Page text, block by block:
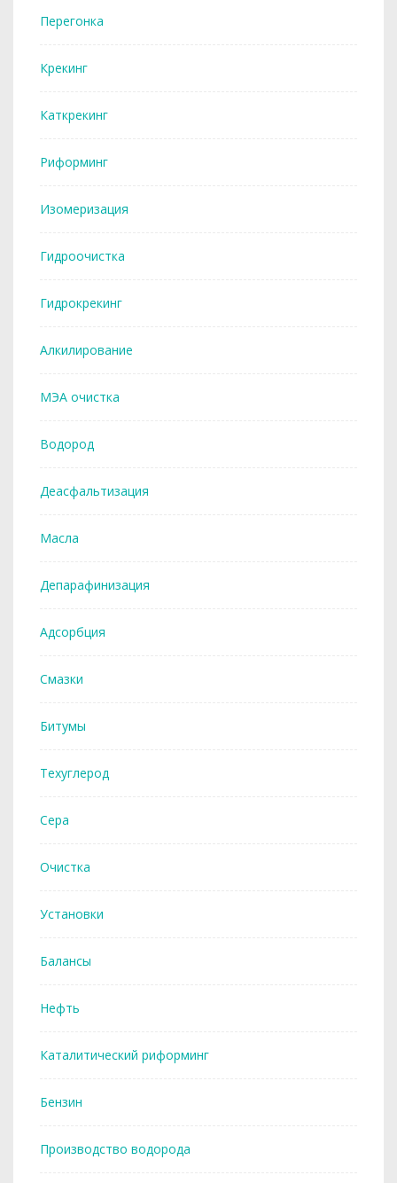
Перегонка
Крекинг
Каткрекинг
Риформинг
Изомеризация
Гидроочистка
Гидрокрекинг
Алкилирование
МЭА очистка
Водород
Деасфальтизация
Масла
Депарафинизация
Адсорбция
Смазки
Битумы
Техуглерод
Сера
Очистка
Установки
Балансы
Нефть
Каталитический риформинг
Бензин
Производство водорода